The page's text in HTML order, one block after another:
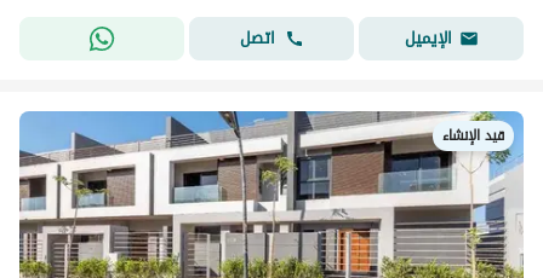
الإيميل
اتصل
قيد الإنشاء